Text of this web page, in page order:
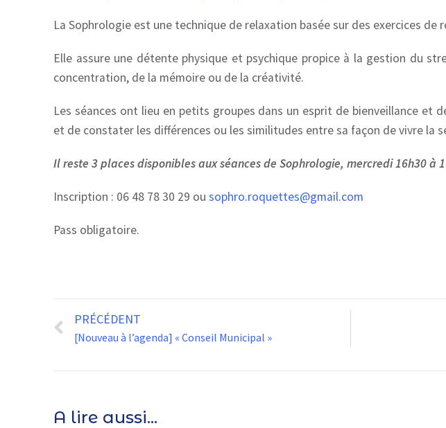
La Sophrologie est une technique de relaxation basée sur des exercices
Elle assure une détente physique et psychique propice à la gestion du
concentration, de la mémoire ou de la créativité.
Les séances ont lieu en petits groupes dans un esprit de bienveillance et
et de constater les différences ou les similitudes entre sa façon de vivre la
Il reste 3 places disponibles aux séances de Sophrologie, mercredi 16h30 à
Inscription : 06 48 78 30 29 ousophro.roquettes@gmail.com
Pass obligatoire.
PRÉCÉDENT
[Nouveau à l’agenda] « Conseil Municipal »
A lire aussi...